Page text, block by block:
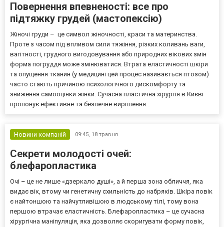
Повернення впевненості: все про
підтяжку грудей (мастопексію)
Жіночі груди – це символ жіночності, краси та материнства.
Проте з часом під впливом сили тяжіння, різких коливань ваги,
вагітності, грудного вигодовування або природних вікових змін
форма погруддя може змінюватися. Втрата еластичності шкіри
та опущення тканин (у медицині цей процес називається птозом)
часто стають причиною психологічного дискомфорту та
зниження самооцінки жінки. Сучасна пластична хірургія в Києві
пропонує ефективне та безпечне вирішення...
Новини компаній 09:45, 18 травня
Секрети молодості очей:
блефаропластика
Очі – це не лише «дзеркало душі», а й перша зона обличчя, яка
видає вік, втому чи генетичну схильність до набряків. Шкіра повік
є найтоншою та найчутливішою в людському тілі, тому вона
першою втрачає еластичність. Блефаропластика – це сучасна
хірургічна маніпуляція, яка дозволяє скоригувати форму повік,